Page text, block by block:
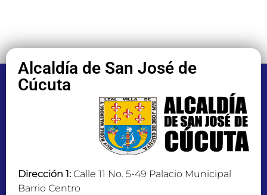
Alcaldía de San José de
Cúcuta
Dirección 1: Calle 11 No. 5-49 Palacio Municipal
Barrio Centro